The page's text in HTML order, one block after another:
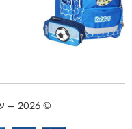
© 2026 – עיצוב ופיתוח צור חכמון